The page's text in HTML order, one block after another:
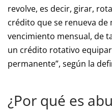
revolve, es decir, girar,
crédito que se renueva
vencimiento mensual, de
un crédito rotativo
permanente”, según la
¿Por qué es